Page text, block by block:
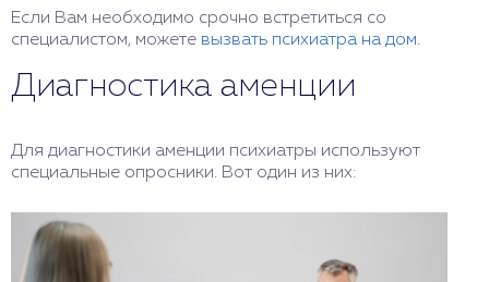
Если Вам необходимо срочно встретиться со
специалистом, можете вызвать психиатра на дом.
Диагностика аменции
Для диагностики аменции психиатры используют
специальные опросники. Вот один из них: